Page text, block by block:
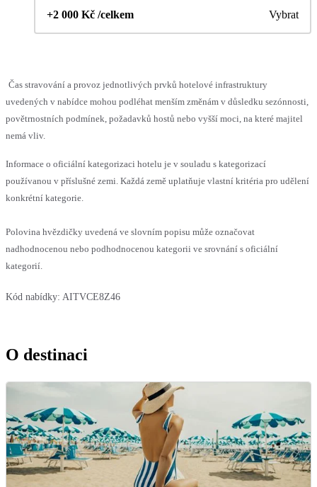
+2 000 Kč /celkem Vybrat
Čas stravování a provoz jednotlivých prvků hotelové infrastruktury
uvedených v nabídce mohou podléhat menším změnám v důsledku sezónnosti,
povětrnostních podmínek, požadavků hostů nebo vyšší moci, na které majitel
nemá vliv.
Informace o oficiální kategorizaci hotelu je v souladu s kategorizací
používanou v příslušné zemi. Každá země uplatňuje vlastní kritéria pro udělení
konkrétní kategorie.
Polovina hvězdičky uvedená ve slovním popisu může označovat
nadhodnocenou nebo podhodnocenou kategorii ve srovnání s oficiální
kategorií.
Kód nabídky: AITVCE8Z46
O destinaci